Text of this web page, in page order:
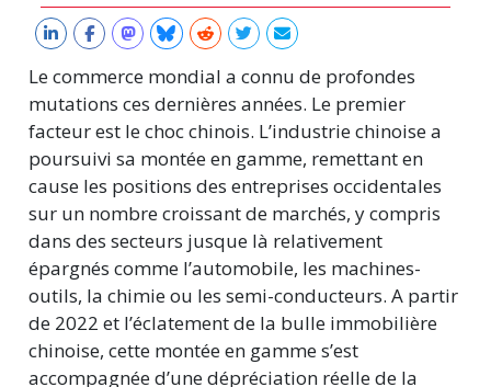
Le commerce mondial a connu de profondes
mutations ces dernières années. Le premier
facteur est le choc chinois. L’industrie chinoise a
poursuivi sa montée en gamme, remettant en
cause les positions des entreprises occidentales
sur un nombre croissant de marchés, y compris
dans des secteurs jusque là relativement
épargnés comme l’automobile, les machines-
outils, la chimie ou les semi-conducteurs. A partir
de 2022 et l’éclatement de la bulle immobilière
chinoise, cette montée en gamme s’est
accompagnée d’une dépréciation réelle de la